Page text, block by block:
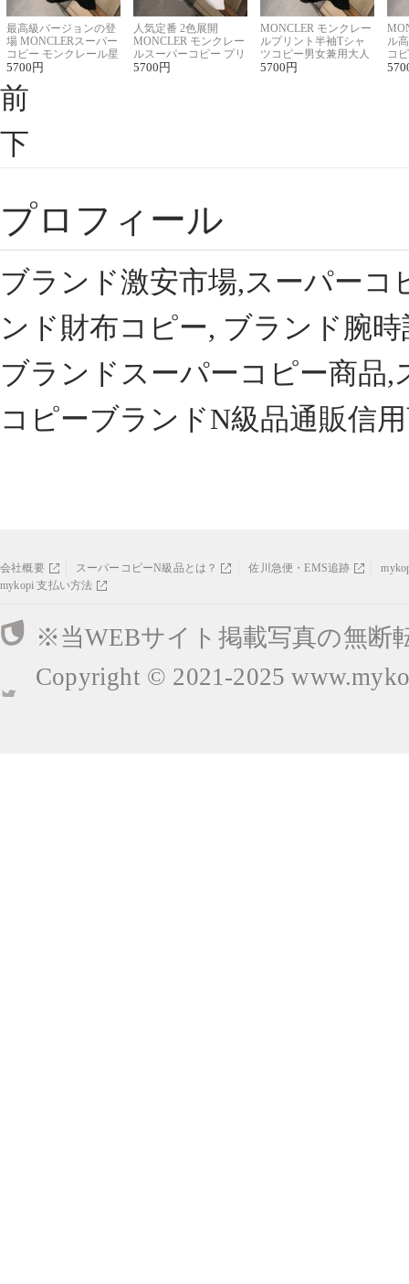
最高級バージョンの登
場 MONCLERスーパー
コピー モンクレール星
座半袖Tシャツ
5700 円
人気定番 2色展開
MONCLER モンクレー
ルスーパーコピー プリ
ント半袖Tシャツ
5700 円
MONCLER モンクレー
ルプリント半袖Tシャ
ツコピー男女兼用大人
可愛い春夏コーデ
5700 円
ル
コ
ィ
前
下
プロフィール
ブランド激安市場,スーパー
ンド財布コピー, ブランド腕
ブランドスーパーコピー商品
コピーブランドN級品通販信
会社概要 スーパーコピーN級品とは？ 佐川急便・EMS追跡
mykopi 支払い方法
※当WEBサイト掲載写真の無断
Copyright © 2021-2025